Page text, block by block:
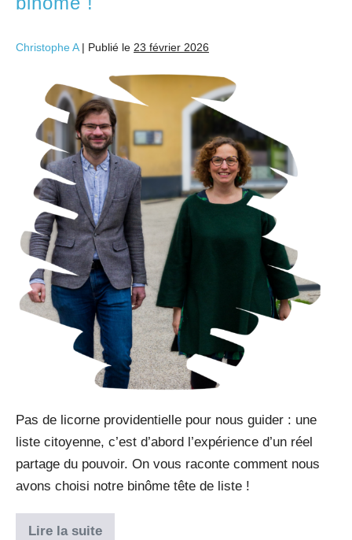
Christophe A| Publié le 23 février 2026
Pas de licorne providentielle pour nous guider : une
liste citoyenne, c’est d’abord l’expérience d’un réel
partage du pouvoir. On vous raconte comment nous
avons choisi notre binôme tête de liste !
Lire la suite